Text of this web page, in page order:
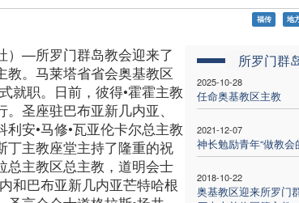
福传 地
所罗门群
2025-10-28
任命奥基教区主教
2021-12-07
神长勉励青年“做教会
2018-10-22
奥基教区迎来所罗门
）—所罗门群岛教会迎来了
教。马莱塔省省会奥基教区
就职。日前，彼得•霍霍主教
圣座驻巴布亚新几内亚、
利安•马修•瓦亚伦卡尔总主教
丁主教座堂主持了隆重的祝
总主教区总主教，道明会士
和巴布亚新几内亚芒特哈根